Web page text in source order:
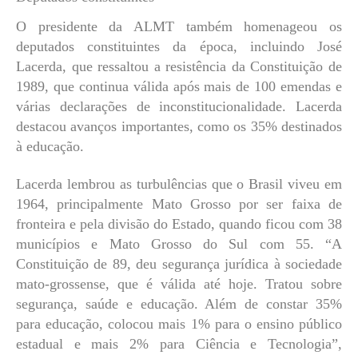
O presidente da ALMT também homenageou os
deputados constituintes da época, incluindo José
Lacerda, que ressaltou a resistência da Constituição de
1989, que continua válida após mais de 100 emendas e
várias declarações de inconstitucionalidade. Lacerda
destacou avanços importantes, como os 35% destinados
à educação.
Lacerda lembrou as turbulências que o Brasil viveu em
1964, principalmente Mato Grosso por ser faixa de
fronteira e pela divisão do Estado, quando ficou com 38
municípios e Mato Grosso do Sul com 55. “A
Constituição de 89, deu segurança jurídica à sociedade
mato-grossense, que é válida até hoje. Tratou sobre
segurança, saúde e educação. Além de constar 35%
para educação, colocou mais 1% para o ensino público
estadual e mais 2% para Ciência e Tecnologia”,